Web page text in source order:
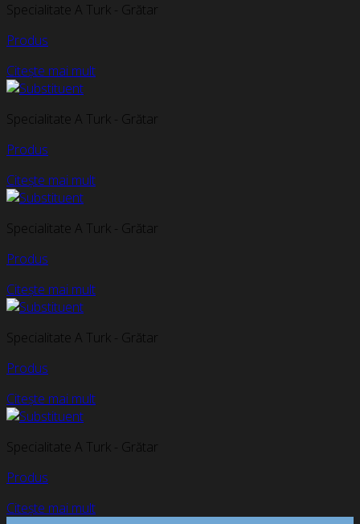
Specialitate A Turk - Grătar
Produs
Citește mai mult
Specialitate A Turk - Grătar
Produs
Citește mai mult
Specialitate A Turk - Grătar
Produs
Citește mai mult
Specialitate A Turk - Grătar
Produs
Citește mai mult
Specialitate A Turk - Grătar
Produs
Citește mai mult